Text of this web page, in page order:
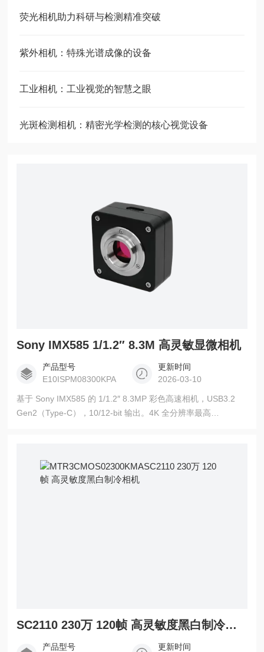
荧光相机助力科研与检测精准突破
紫外相机：特殊光谱成像的设备
工业相机：工业视觉的智慧之眼
光斑检测相机：精密光学检测的核心视觉设备
Sony IMX585 1/1.2″ 8.3M 高灵敏显微相机
产品型号
E10ISPM08300KPA
更新时间
2026-03-10
基于 Sony IMX585 的 1/1.2″ 8.3MP 彩色高速相机，USB3.2
Gen2（Type-C），10/12-bit 输出。4K 全分辨率最高
SC2110 230万 120帧 高灵敏度黑白制冷相机
产品型号
更新时间